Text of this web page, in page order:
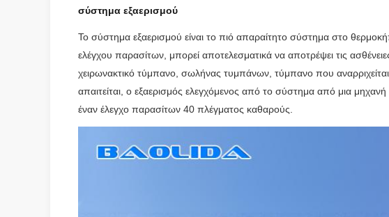
σύστημα εξαερισμού
Το σύστημα εξαερισμού είναι το πιό απαραίτητο σύστημα στο
ελέγχου παρασίτων, μπορεί αποτελεσματικά να αποτρέψει τις
χειρωνακτικό τύμπανο, σωλήνας τυμπάνων, τύμπανο που
απαιτείται, ο εξαερισμός ελεγχόμενος από το σύστημα από μια
έναν έλεγχο παρασίτων 40 πλέγματος καθαρούς.